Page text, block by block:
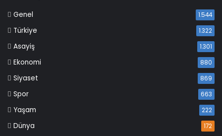
Genel 1.544
Türkiye 1.322
Asayiş 1.301
Ekonomi 880
Siyaset 869
Spor 663
Yaşam 222
Dünya 172